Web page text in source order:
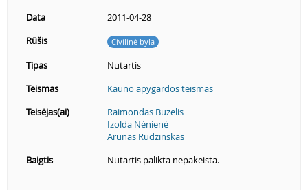
Data
2011-04-28
Rūšis
Civilinė byla
Tipas
Nutartis
Teismas
Kauno apygardos teismas
Teisėjas(ai)
Raimondas Buzelis
Izolda Nėnienė
Arūnas Rudzinskas
Baigtis
Nutartis palikta nepakeista.